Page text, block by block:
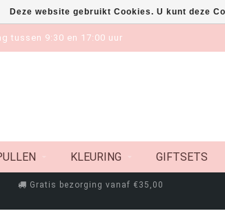
tussen 9:30 en 17:00 uur
KLEURING GIFTSETS
Gratis bezorging vanaf €35,00
Deze website gebruikt Cookies. U kunt deze